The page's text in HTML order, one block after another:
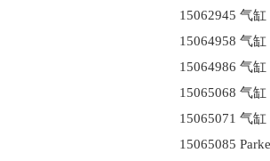
15062945
15064958 气
15064986 气
15065068
15065071 气
15065085